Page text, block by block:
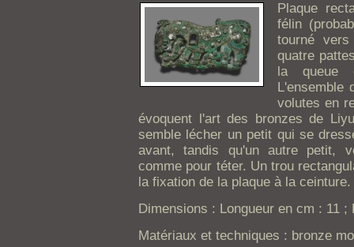
Plaque
félin
tourné
quatre
la queue
L'ensemble
volutes en
évoquent l'art des bronzes de
semble lécher un petit qui se
avant, tandis qu'un autre petit,
comme pour téter. Un trou
la fixation de la plaque à la ceinture.
Dimensions : Longueur en cm : 11 ;
Matériaux et techniques : bronze